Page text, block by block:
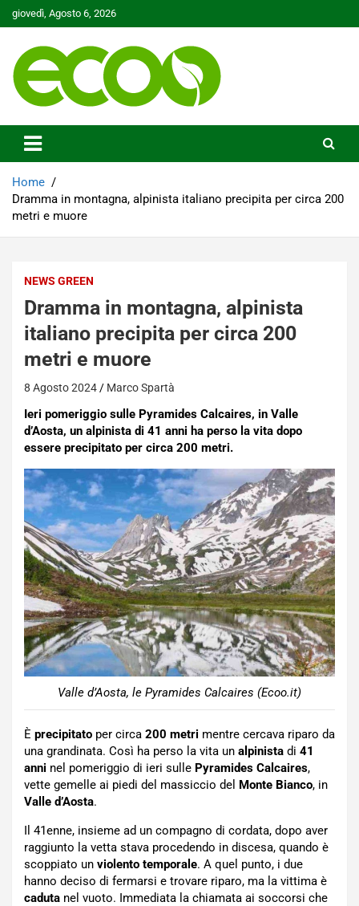
Skip
to
giovedì, Agosto 6, 2026
Ecoo.it
Home
Dramma in montagna, alpinista italiano precipita per circa 200
metri e muore
NEWS GREEN
Dramma in montagna, alpinista
italiano precipita per circa 200
metri e muore
8 Agosto 2024 Marco Spartà
Ieri pomeriggio sulle Pyramides Calcaires, in Valle
d’Aosta, un alpinista di 41 anni ha perso la vita dopo
essere precipitato per circa 200 metri.
Valle d’Aosta, le Pyramides Calcaires (Ecoo.it)
È precipitato per circa 200 metri mentre cercava riparo da
una grandinata. Così ha perso la vita un alpinista di 41
anni nel pomeriggio di ieri sulle Pyramides Calcaires,
vette gemelle ai piedi del massiccio del Monte Bianco, in
Valle d’Aosta.
Il 41enne, insieme ad un compagno di cordata, dopo aver
raggiunto la vetta stava procedendo in discesa, quando è
scoppiato un violento temporale. A quel punto, i due
hanno deciso di fermarsi e trovare riparo, ma la vittima è
caduta nel vuoto. Immediata la chiamata ai soccorsi che